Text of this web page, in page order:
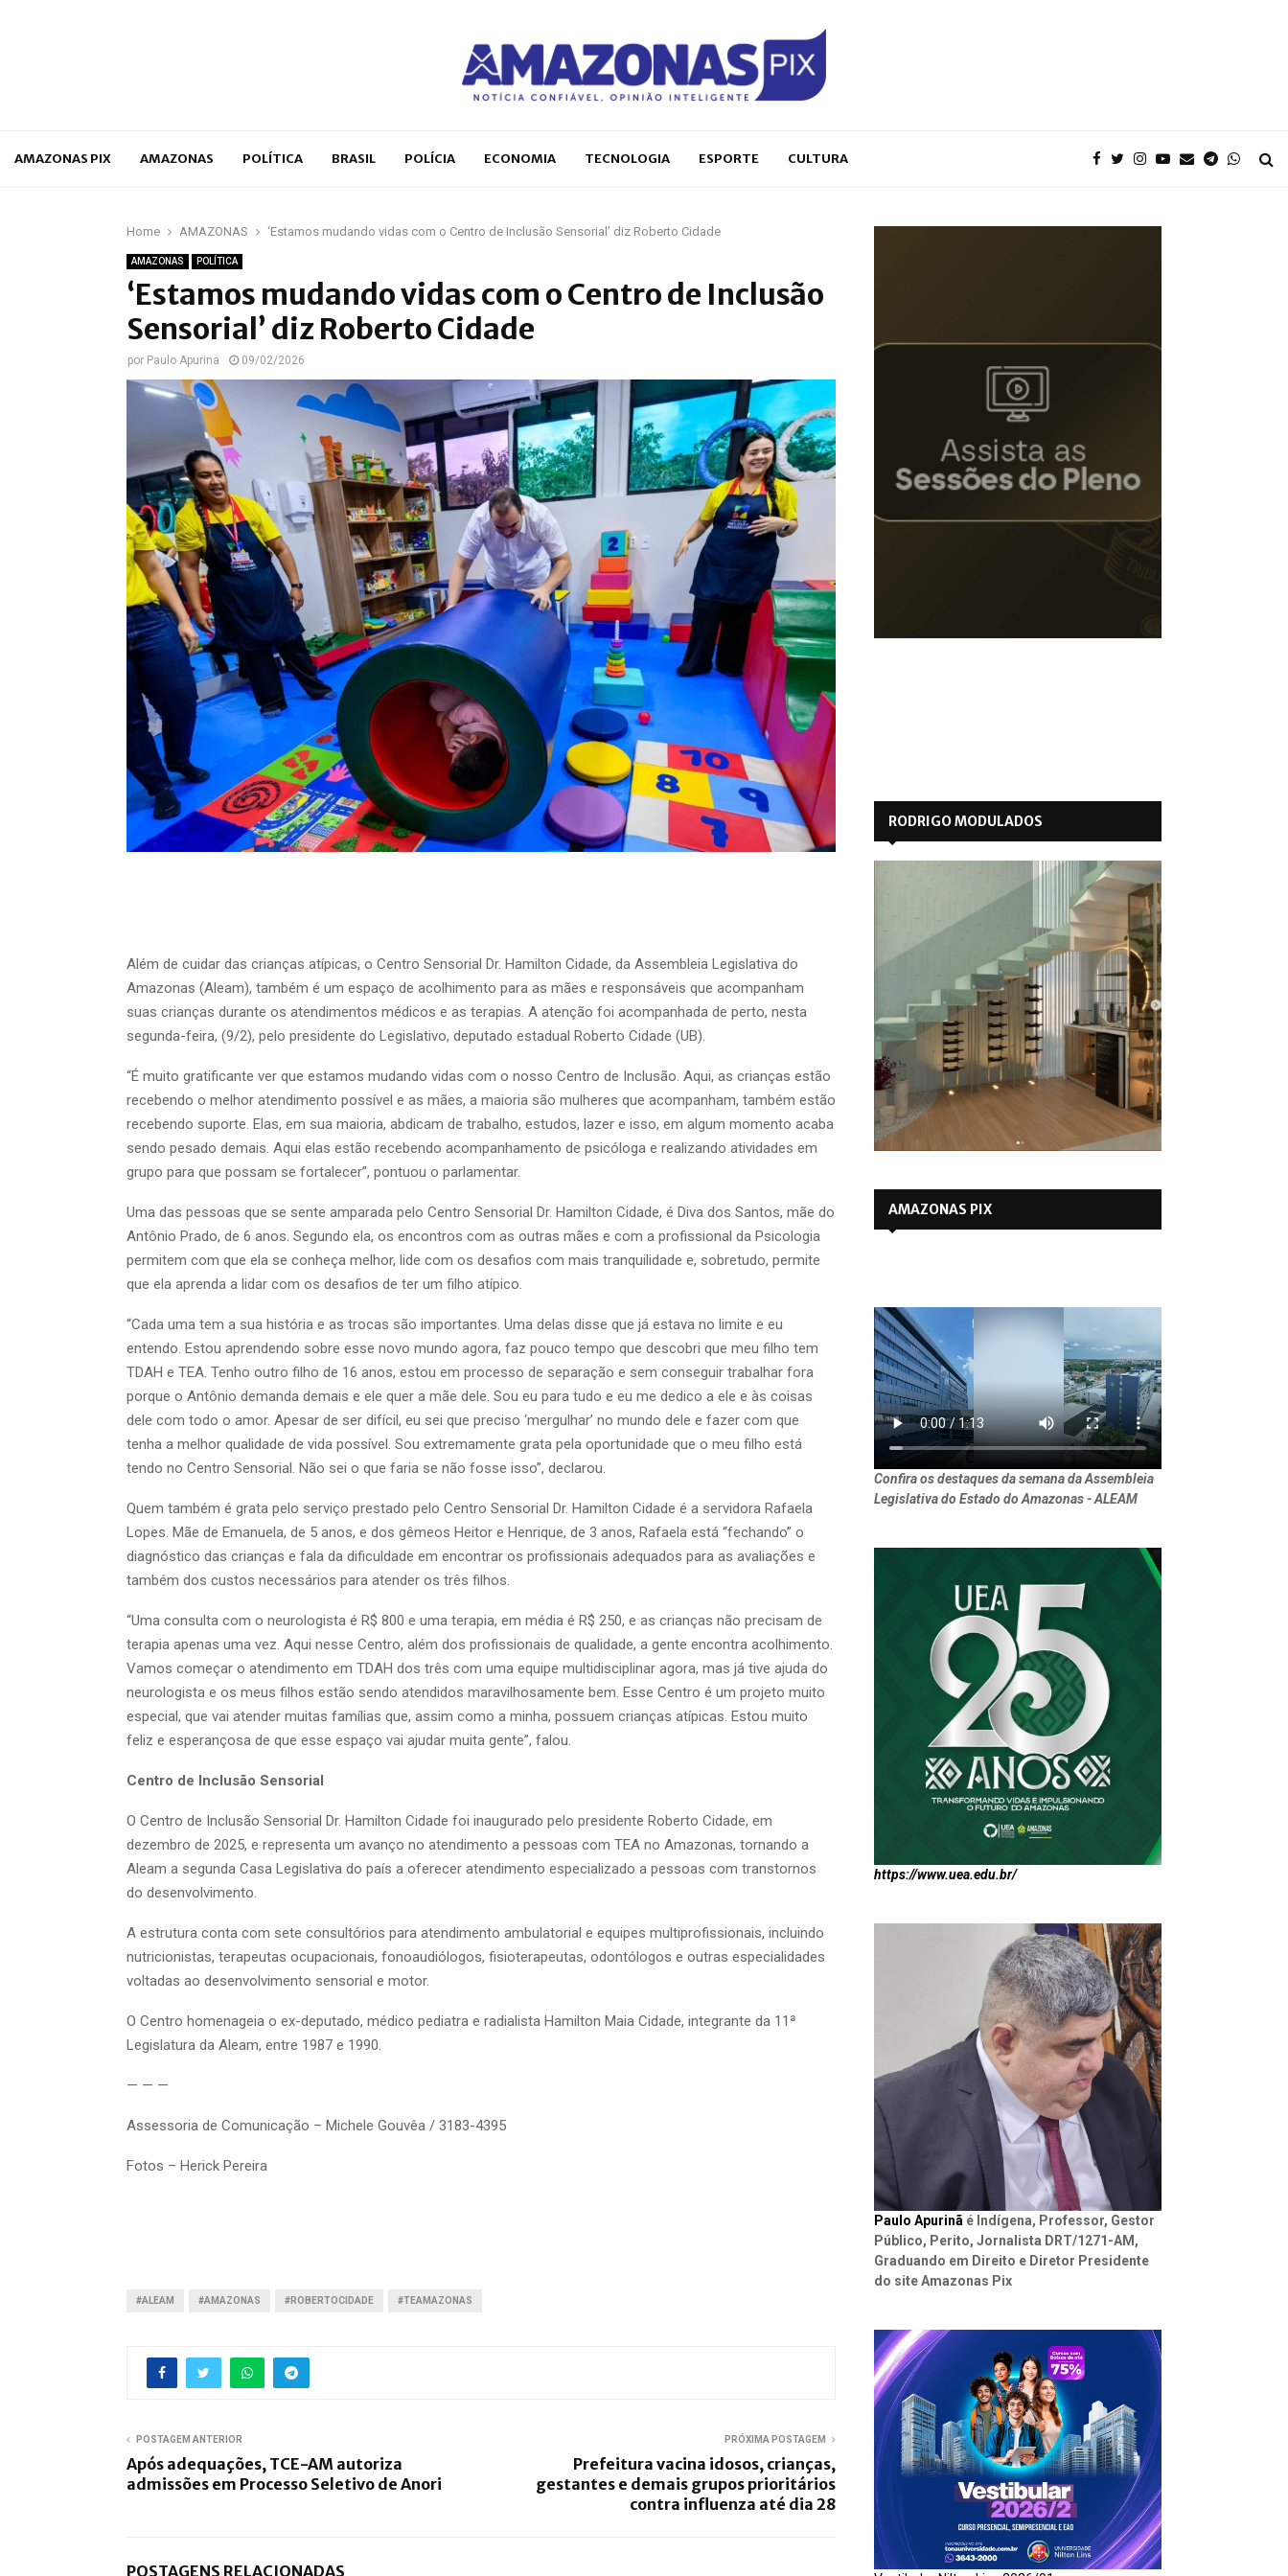
AMAZONAS PIX AMAZONAS POLÍTICA BRASIL POLÍCIA ECONOMIA TECNOLOGIA ESPORTE CULTURA
Home AMAZONAS ‘Estamos mudando vidas com o Centro de Inclusão Sensorial’ diz Roberto Cidade
AMAZONAS POLÍTICA
‘Estamos mudando vidas com o Centro de Inclusão
Sensorial’ diz Roberto Cidade
por Paulo Apurina 09/02/2026
Além de cuidar das crianças atípicas, o Centro Sensorial Dr. Hamilton Cidade, da Assembleia Legislativa do
Amazonas (Aleam), também é um espaço de acolhimento para as mães e responsáveis que acompanham
suas crianças durante os atendimentos médicos e as terapias. A atenção foi acompanhada de perto, nesta
segunda-feira, (9/2), pelo presidente do Legislativo, deputado estadual Roberto Cidade (UB).
“É muito gratificante ver que estamos mudando vidas com o nosso Centro de Inclusão. Aqui, as crianças estão
recebendo o melhor atendimento possível e as mães, a maioria são mulheres que acompanham, também estão
recebendo suporte. Elas, em sua maioria, abdicam de trabalho, estudos, lazer e isso, em algum momento acaba
sendo pesado demais. Aqui elas estão recebendo acompanhamento de psicóloga e realizando atividades em
grupo para que possam se fortalecer”, pontuou o parlamentar.
Uma das pessoas que se sente amparada pelo Centro Sensorial Dr. Hamilton Cidade, é Diva dos Santos, mãe do
Antônio Prado, de 6 anos. Segundo ela, os encontros com as outras mães e com a profissional da Psicologia
permitem com que ela se conheça melhor, lide com os desafios com mais tranquilidade e, sobretudo, permite
que ela aprenda a lidar com os desafios de ter um filho atípico.
“Cada uma tem a sua história e as trocas são importantes. Uma delas disse que já estava no limite e eu
entendo. Estou aprendendo sobre esse novo mundo agora, faz pouco tempo que descobri que meu filho tem
TDAH e TEA. Tenho outro filho de 16 anos, estou em processo de separação e sem conseguir trabalhar fora
porque o Antônio demanda demais e ele quer a mãe dele. Sou eu para tudo e eu me dedico a ele e às coisas
dele com todo o amor. Apesar de ser difícil, eu sei que preciso ‘mergulhar’ no mundo dele e fazer com que
tenha a melhor qualidade de vida possível. Sou extremamente grata pela oportunidade que o meu filho está
tendo no Centro Sensorial. Não sei o que faria se não fosse isso”, declarou.
Quem também é grata pelo serviço prestado pelo Centro Sensorial Dr. Hamilton Cidade é a servidora Rafaela
Lopes. Mãe de Emanuela, de 5 anos, e dos gêmeos Heitor e Henrique, de 3 anos, Rafaela está “fechando” o
diagnóstico das crianças e fala da dificuldade em encontrar os profissionais adequados para as avaliações e
também dos custos necessários para atender os três filhos.
“Uma consulta com o neurologista é R$ 800 e uma terapia, em média é R$ 250, e as crianças não precisam de
terapia apenas uma vez. Aqui nesse Centro, além dos profissionais de qualidade, a gente encontra acolhimento.
Vamos começar o atendimento em TDAH dos três com uma equipe multidisciplinar agora, mas já tive ajuda do
neurologista e os meus filhos estão sendo atendidos maravilhosamente bem. Esse Centro é um projeto muito
especial, que vai atender muitas famílias que, assim como a minha, possuem crianças atípicas. Estou muito
feliz e esperançosa de que esse espaço vai ajudar muita gente”, falou.
Centro de Inclusão Sensorial
O Centro de Inclusão Sensorial Dr. Hamilton Cidade foi inaugurado pelo presidente Roberto Cidade, em
dezembro de 2025, e representa um avanço no atendimento a pessoas com TEA no Amazonas, tornando a
Aleam a segunda Casa Legislativa do país a oferecer atendimento especializado a pessoas com transtornos
do desenvolvimento.
A estrutura conta com sete consultórios para atendimento ambulatorial e equipes multiprofissionais, incluindo
nutricionistas, terapeutas ocupacionais, fonoaudiólogos, fisioterapeutas, odontólogos e outras especialidades
voltadas ao desenvolvimento sensorial e motor.
O Centro homenageia o ex-deputado, médico pediatra e radialista Hamilton Maia Cidade, integrante da 11ª
Legislatura da Aleam, entre 1987 e 1990.
— — —
Assessoria de Comunicação – Michele Gouvêa / 3183-4395
Fotos – Herick Pereira
#ALEAM #AMAZONAS #ROBERTOCIDADE #TEAMAZONAS
POSTAGEM ANTERIOR
Após adequações, TCE-AM autoriza
admissões em Processo Seletivo de Anori
PRÓXIMA POSTAGEM
Prefeitura vacina idosos, crianças,
gestantes e demais grupos prioritários
contra influenza até dia 28
POSTAGENS RELACIONADAS
RODRIGO MODULADOS
AMAZONAS PIX
Confira os destaques da semana da Assembleia
Legislativa do Estado do Amazonas - ALEAM
https://www.uea.edu.br/
Paulo Apurinã é Indígena, Professor, Gestor
Público, Perito, Jornalista DRT/1271-AM,
Graduando em Direito e Diretor Presidente
do site Amazonas Pix